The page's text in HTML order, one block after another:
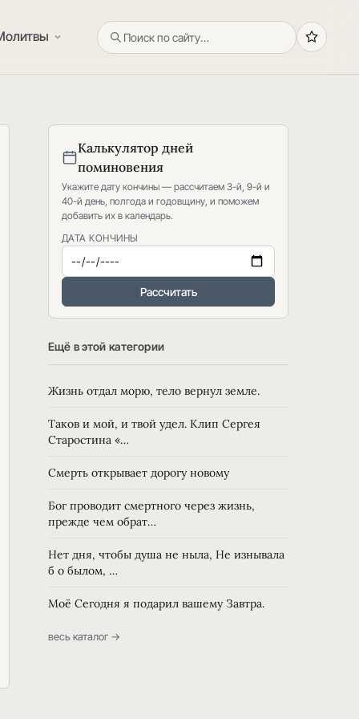
Калькулятор дней
поминовения
Укажите дату кончины — рассчитаем 3-й, 9-й и
40-й день, полгода и годовщину, и поможем
добавить их в календарь.
ДАТА КОНЧИНЫ
Рассчитать
Ещё в этой категории
Жизнь отдал морю, тело вернул земле.
Таков и мой, и твой удел. Клип Сергея
Старостина «…
Смерть открывает дорогу новому
Бог проводит смертного через жизнь,
прежде чем обрат…
Нет дня, чтобы душа не ныла, Не изнывала
б о былом, …
Моё Сегодня я подарил вашему Завтра.
весь каталог →